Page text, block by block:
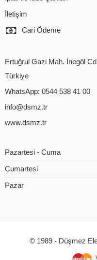
İletişim
Cari Ödeme
Ertuğrul Gazi Mah. İnegöl
Türkiye
WhatsApp: 0544 538 41 00
info@dsmz.tr
www.dsmz.tr
Pazartesi - Cuma
Cumartesi
Pazar
© 1989 - Düşmez